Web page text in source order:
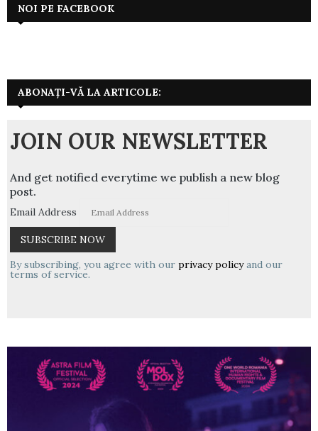
NOI PE FACEBOOK
ABONAȚI-VĂ LA ARTICOLE:
JOIN OUR NEWSLETTER
And get notified everytime we publish a new blog
post.
Email Address
By subscribing, you agree with our privacy policyand our
terms of service.